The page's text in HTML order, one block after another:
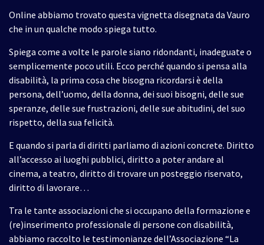
Online abbiamo trovato questa vignetta disegnata da Vauro
che in un qualche modo spiega tutto.
Spiega come a volte le parole siano ridondanti, inadeguate o
semplicemente poco utili. Ecco perché quando si pensa alla
disabilità, la prima cosa che bisogna ricordarsi è della
persona, dell’uomo, della donna, dei suoi bisogni, delle sue
speranze, delle sue frustrazioni, delle sue abitudini, del suo
rispetto, della sua felicità.
E quando si parla di diritti parliamo di azioni concrete. Diritto
all’accesso ai luoghi pubblici, diritto a poter andare al
cinema, a teatro, diritto di trovare un posteggio riservato,
diritto di lavorare…
Tra le tante associazioni che si occupano della formazione e
(re)inserimento professionale di persone con disabilità,
abbiamo raccolto le testimonianze dell’Associazione “La